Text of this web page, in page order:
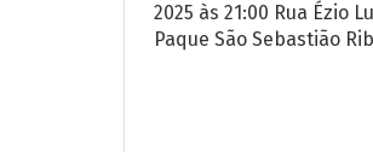
2025 às 21:00 Rua Ézio
Paque São Sebastião